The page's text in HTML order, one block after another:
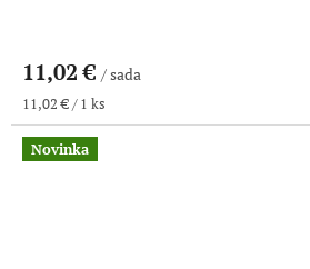
11,02 € / sada
Jednotková
cena:
11,02 € / 1 ks
Novinka